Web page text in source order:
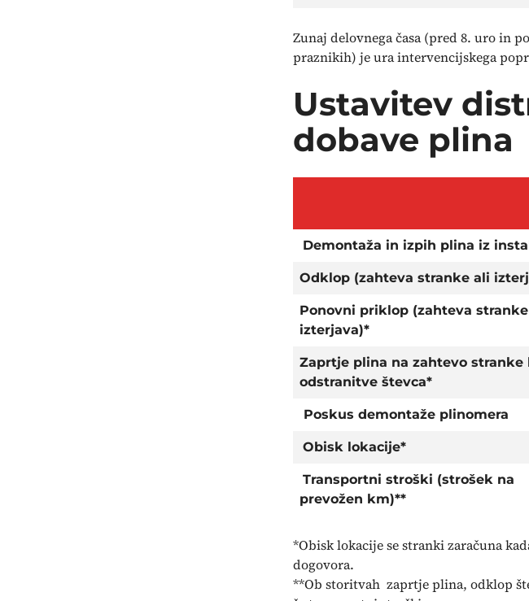
Zunaj delovnega časa (pred 8. uro in
praznikih) je ura intervencijskega
Ustavitev
dobave plina
Demontaža in izpih plina iz
Odklop (zahteva stranke ali
Ponovni priklop (zahteva
izterjava)*
Zaprtje plina na zahtevo stranke
odstranitve števca*
Poskus demontaže plinomera
Obisk lokacije*
Transportni stroški (strošek na
prevožen km)**
*Obisk lokacije se stranki zaračuna
dogovora.
**Ob storitvah zaprtje plina, odklop